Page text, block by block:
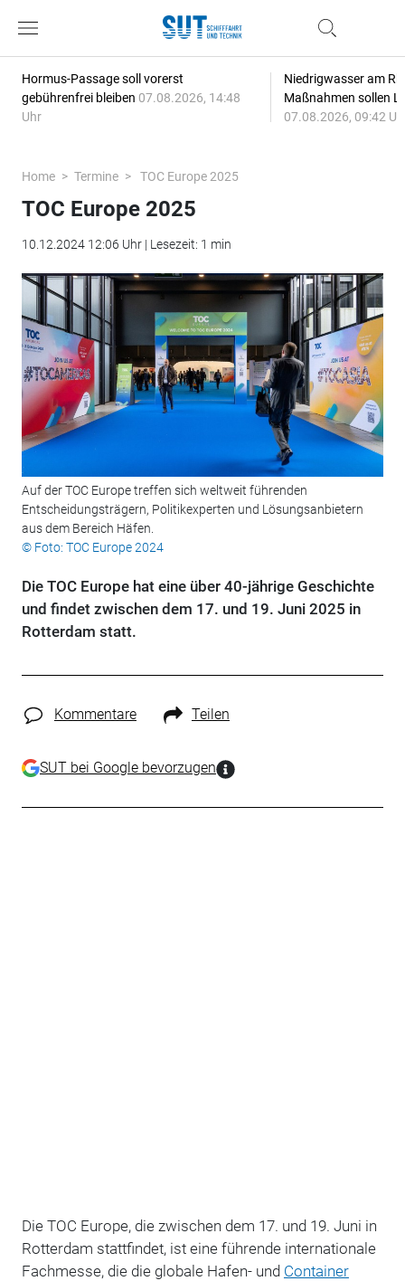
Hormus-Passage soll vorerst
gebührenfrei bleiben 07.08.2026, 14:48
Uhr
Niedrigwasser am
Maßnahmen sollen
07.08.2026, 09:42
Home Termine TOC Europe 2025
TOC Europe 2025
10.12.2024 12:06 Uhr | Lesezeit: 1 min
Auf der TOC Europe treffen sich weltweit führenden
Entscheidungsträgern, Politikexperten und Lösungsanbietern
aus dem Bereich Häfen.
© Foto: TOC Europe 2024
Die TOC Europe hat eine über 40-jährige Geschichte
und findet zwischen dem 17. und 19. Juni 2025 in
Rotterdam statt.
Kommentare Teilen
SUT bei Google bevorzugen
Die TOC Europe, die zwischen dem 17. und 19. Juni in
Rotterdam stattfindet, ist eine führende internationale
Fachmesse, die die globale Hafen- und Container